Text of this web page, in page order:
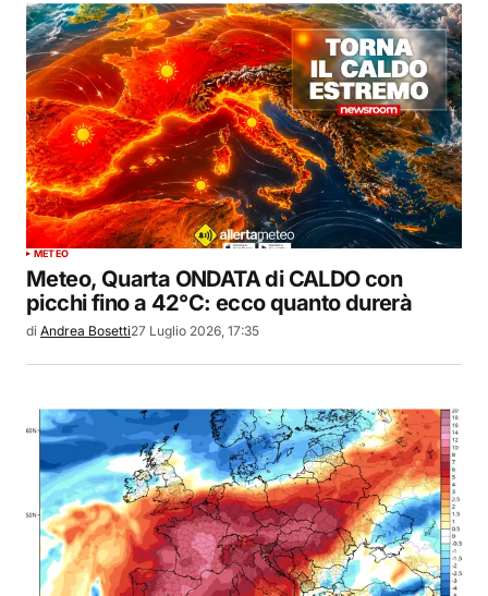
METEO
Meteo, Quarta ONDATA di CALDO con
picchi fino a 42°C: ecco quanto durerà
di Andrea Bosetti27 Luglio 2026, 17:35